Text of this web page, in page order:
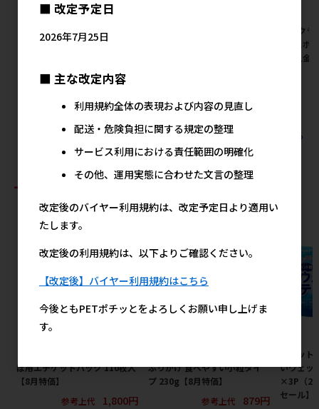
[ルークラン(直送)]XCHO タイ
ジ M テープ ライトブルー ※最
メーカー希望小売価格
[ルーク
ンレスボ
ご購入金
すべてのルークラン(直送)の人気商品を見る
おすすめ商品
ぽ用エチケットパック 110枚入
【8月特価】
参考上代
1,800円
ふりかけ 食べやすい小粒タイ
プ 230g【8月特価】
参考上代
879円
［ペッ
いウェッ
×3P（
セール】
■ 改定予定日
2026年7月25日
■ 主な改定内容
利用規約全体の表現および内容の見直し
配送・危険負担に関する規定の整理
サービス利用における責任範囲の明確化
その他、運用実態に合わせた文言の整理
改定後のバイヤー利用規約は、改定予定日より適用い
たします。
改定後の利用規約は、以下よりご確認ください。
【改定後】バイヤー利用規約はこちら
今後ともPETポチッとをよろしくお願い申し上げま
す。